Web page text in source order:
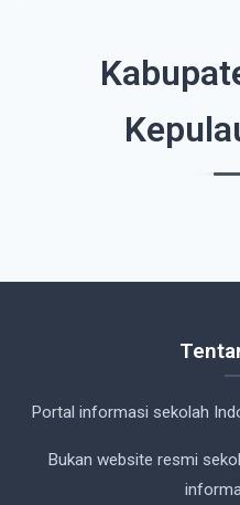
Portal informasi sekolah
Bukan website resmi